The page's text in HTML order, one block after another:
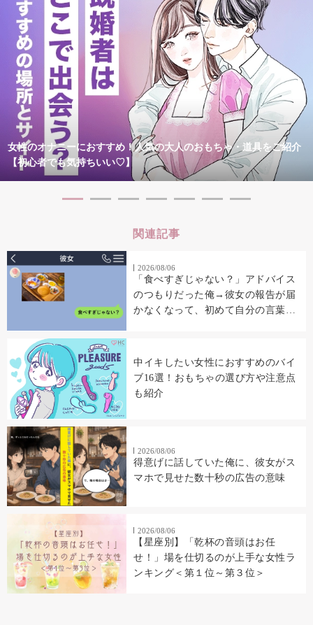
女性のオナニーにおすすめ！人気の大人のおもちゃ・道具をご紹介
【初心者でも気持ちいい♡】
関連記事
2026/08/06
「食べすぎじゃない？」アドバイス
のつもりだった俺→彼女の報告が届
かなくなって、初めて自分の言葉を
中イキしたい女性におすすめのバイ
ブ16選！おもちゃの選び方や注意点
も紹介
2026/08/06
得意げに話していた俺に、彼女がス
マホで見せた数十秒の広告の意味
2026/08/06
【星座別】「乾杯の音頭はお任
せ！」場を仕切るのが上手な女性ラ
ンキング＜第１位～第３位＞